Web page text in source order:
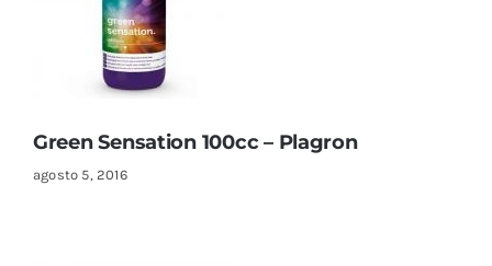
Green Sensation 100cc – Plagron
agosto 5, 2016